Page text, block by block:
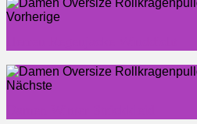
X
Vorherige
Nächste